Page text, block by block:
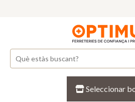
Seleccionar